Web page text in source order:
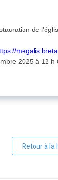
de
2025 à 12 h
Retour à la